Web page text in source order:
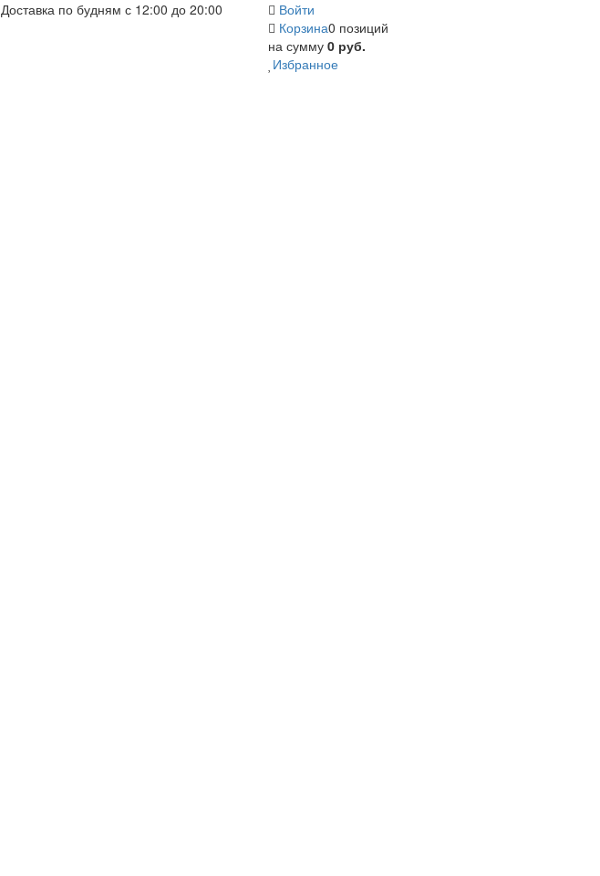
Доставка по будням с 12:00 до 20:00
Войти
Корзина0 позиций
на сумму 0 руб.
Избранное